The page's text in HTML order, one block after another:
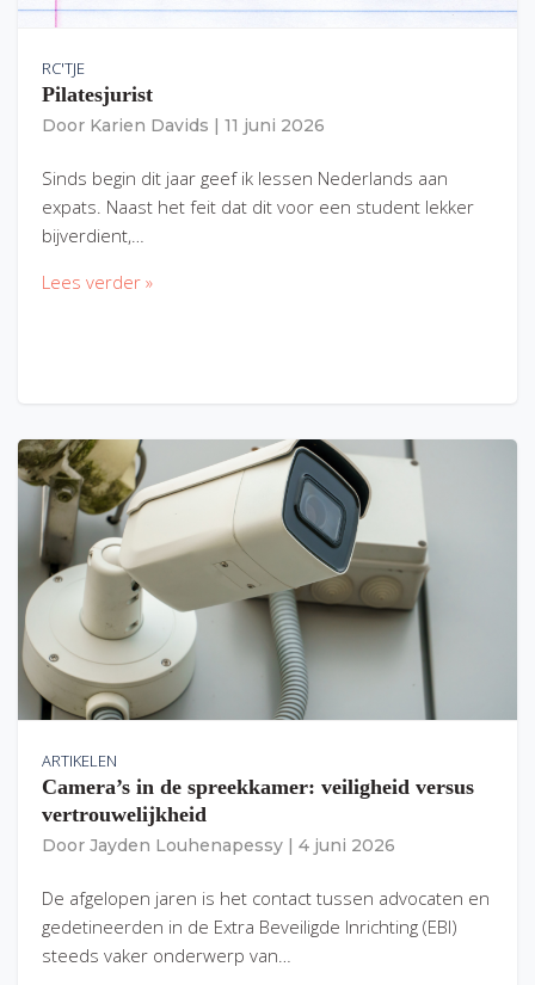
RC'TJE
Pilatesjurist
Door Karien Davids 11 juni 2026
Sinds begin dit jaar geef ik lessen Nederlands aan
expats. Naast het feit dat dit voor een student lekker
bijverdient,…
Lees verder »
ARTIKELEN
Camera’s in de spreekkamer: veiligheid versus
vertrouwelijkheid
Door Jayden Louhenapessy 4 juni 2026
De afgelopen jaren is het contact tussen advocaten en
gedetineerden in de Extra Beveiligde Inrichting (EBI)
steeds vaker onderwerp van…